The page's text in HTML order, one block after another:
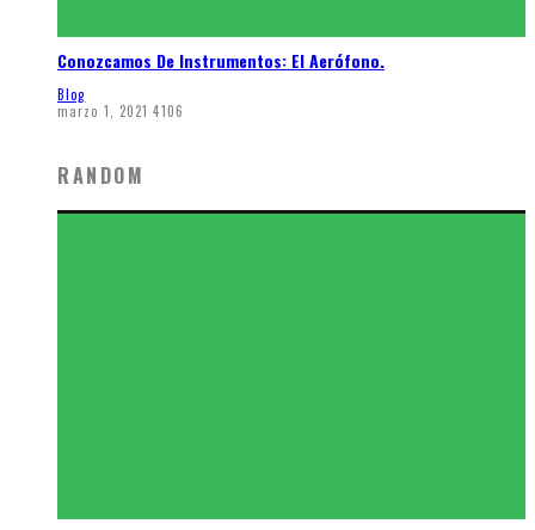
Conozcamos De Instrumentos: El Aerófono.
Blog
marzo 1, 2021 4106
RANDOM